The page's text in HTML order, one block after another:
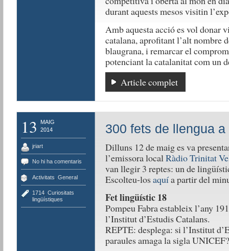
durant aquests mesos visitin
Amb aquesta acció es vol donar
catalana, aprofitant l’alt nombre
blaugrana, i remarcar el
potenciant la catalanitat com un
Article complet
13
MAIG
2014
jriart
No hi ha comentaris
Activitats General
1714, Curiositats
lingüístiques
300 fets de llengua a
Dilluns 12 de maig es va
l’emissora localRàdio Trinitat
van llegir 3 reptes: un de
Escolteu-losaquía partir del
Fet lingüístic 18
Pompeu Fabra estableix l’any
l’Institut d’Estudis Catalans.
REPTE: desplega: si l’Institut
paraules amaga la sigla UNICEF?